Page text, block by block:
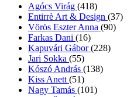
Agócs Virág (418)
Entirrè Art & Design (37)
Vörös Eszter Anna (90)
Farkas Dani (16)
Kapuvári Gábor(228)
Jari Sokka (55)
Kószó András (138)
Kiss Anett (51)
Nagy Tamás (101)